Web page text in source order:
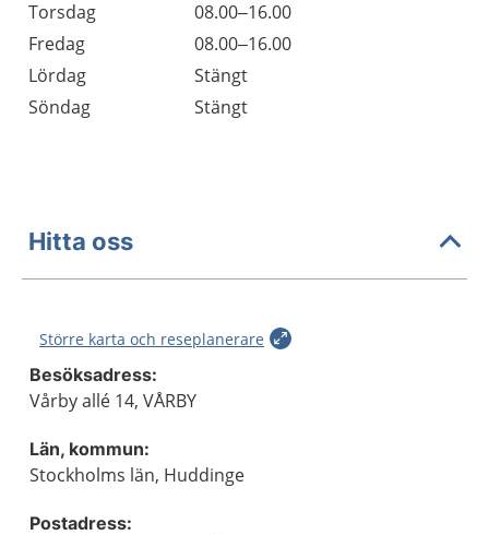
Torsdag
08.00–16.00
Fredag
08.00–16.00
Lördag
Stängt
Söndag
Stängt
Hitta oss
Större karta och reseplanerare
Besöksadress:
Vårby allé 14, VÅRBY
Län, kommun:
Stockholms län, Huddinge
Postadress: